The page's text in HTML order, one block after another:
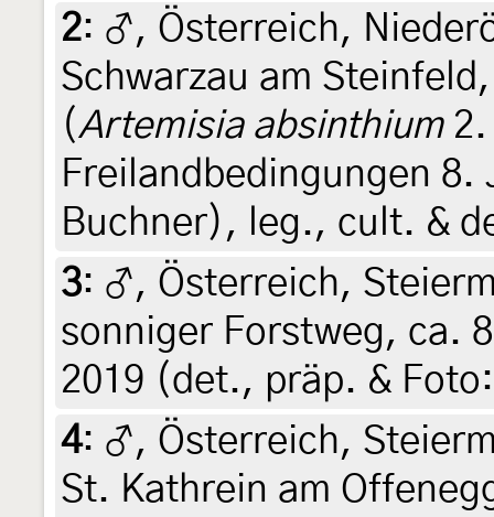
2: ♂, Österreich,
Schwarzau am
(Artemisia absinthium2.
Freilandbedingungen
Buchner), leg., cult. &
3: ♂, Österreich,
sonniger Forstweg, ca.
2019 (det., präp. &
4: ♂, Österreich,
St. Kathrein am